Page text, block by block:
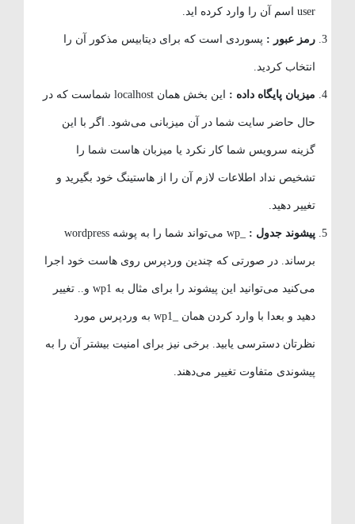
user اسم آن را وارد کرده اید.
رمز عبور :پسوردی است که برای دیتابیس مذکور آن را
انتخاب کردید.
میزبان پایگاه داده : این بخش همان localhost شماست که در
حال حاضر سایت شما در آن میزبانی می‌شود. اگر با این
گزینه سرویس شما کار نکرد یا میزبان هاست شما را
تشخیص نداد اطلاعات لازم آن را از هاستینگ خود بگیرید و
تغییر دهید.
پیشوند جدول : _wp می‌تواند شما را به پوشه wordpress
برساند. در صورتی که چندین وردپرس روی هاست خود اجرا
می‌کنید می‌توانید این پیشوند را برای مثال به wp1 و.. تغییر
دهید و بعدا با وارد کردن همان _wp1 به وردپرس مورد
نظرتان دسترسی یابید. برخی نیز برای امنیت بیشتر آن را به
پیشوندی متفاوت تغییر می‌دهند.